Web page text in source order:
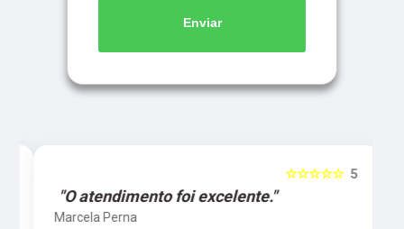
Enviar
5
☆☆☆☆☆
"O atendimento foi excelente."
Marcela Perna